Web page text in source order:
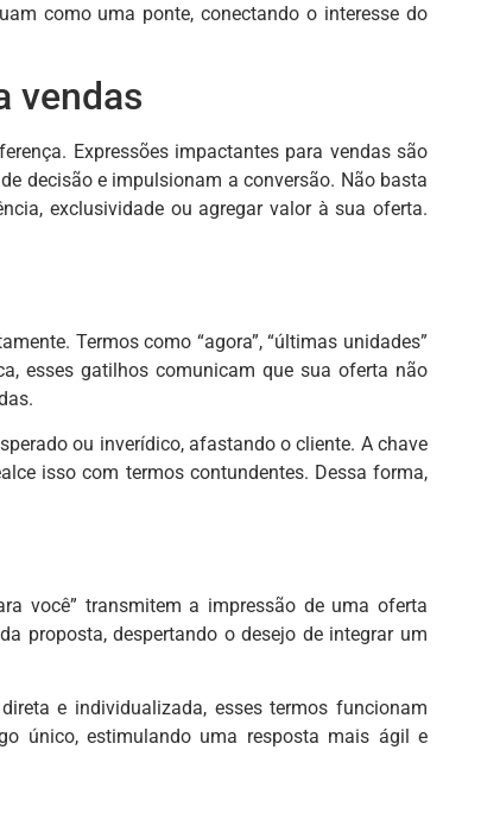
como uma ponte, conectando o interesse do
vendas
Expressões impactantes para vendas são
decisão e impulsionam a conversão. Não basta
exclusividade ou agregar valor à sua oferta.
Termos como “agora”, “últimas unidades”
esses gatilhos comunicam que sua oferta não
ou inverídico, afastando o cliente. A chave
isso com termos contundentes. Dessa forma,
você” transmitem a impressão de uma oferta
proposta, despertando o desejo de integrar um
e individualizada, esses termos funcionam
único, estimulando uma resposta mais ágil e